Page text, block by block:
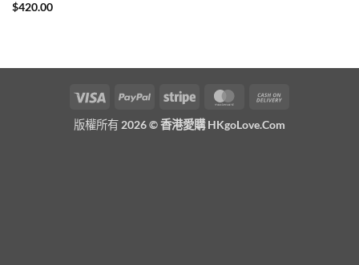
$420.00
Visa PayPal Stripe MasterCard
版權所有 2026 ©香港愛購 HKgoLove.Com